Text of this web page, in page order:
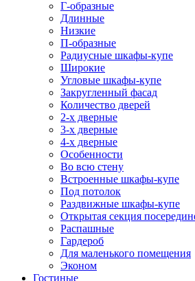
Г-образные
Длинные
Низкие
П-образные
Радиусные шкафы-купе
Широкие
Угловые шкафы-купе
Закругленный фасад
Количество дверей
2-х дверные
3-х дверные
4-х дверные
Особенности
Во всю стену
Встроенные шкафы-купе
Под потолок
Раздвижные шкафы-купе
Открытая секция
Распашные
Гардероб
Для маленького помещения
Эконом
Гостиные